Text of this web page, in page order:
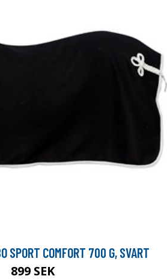
SPORT COMFORT 700 G, SVART
899 SEK